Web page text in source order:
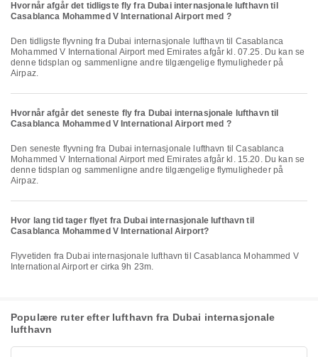
Hvornår afgår det tidligste fly fra Dubai internasjonale lufthavn til
Casablanca Mohammed V International Airport med ?
Den tidligste flyvning fra Dubai internasjonale lufthavn til Casablanca
Mohammed V International Airport med Emirates afgår kl. 07.25. Du kan se
denne tidsplan og sammenligne andre tilgængelige flymuligheder på
Airpaz.
Hvornår afgår det seneste fly fra Dubai internasjonale lufthavn til
Casablanca Mohammed V International Airport med ?
Den seneste flyvning fra Dubai internasjonale lufthavn til Casablanca
Mohammed V International Airport med Emirates afgår kl. 15.20. Du kan se
denne tidsplan og sammenligne andre tilgængelige flymuligheder på
Airpaz.
Hvor lang tid tager flyet fra Dubai internasjonale lufthavn til
Casablanca Mohammed V International Airport?
Flyvetiden fra Dubai internasjonale lufthavn til Casablanca Mohammed V
International Airport er cirka 9h 23m.
Populære ruter efter lufthavn fra Dubai internasjonale
lufthavn